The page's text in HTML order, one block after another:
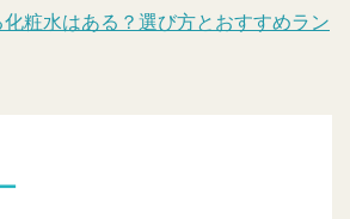
粧水はある？選び方とおすすめラン